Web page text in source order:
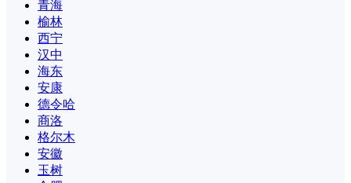
青海
榆林
西宁
汉中
海东
安康
德令哈
商洛
格尔木
安徽
玉树